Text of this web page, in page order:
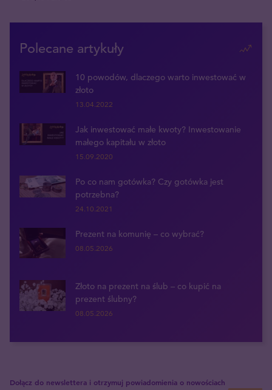
Polecane artykuły
10 powodów, dlaczego warto inwestować w
złoto
13.04.2022
Jak inwestować małe kwoty? Inwestowanie
małego kapitału w złoto
15.09.2020
Po co nam gotówka? Czy gotówka jest
potrzebna?
24.10.2021
Prezent na komunię – co wybrać?
08.05.2026
Złoto na prezent na ślub – co kupić na
prezent ślubny?
08.05.2026
Dołącz do newslettera i otrzymuj powiadomienia o nowościach